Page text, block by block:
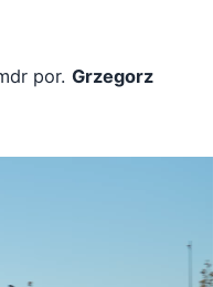
por. Grzegorz